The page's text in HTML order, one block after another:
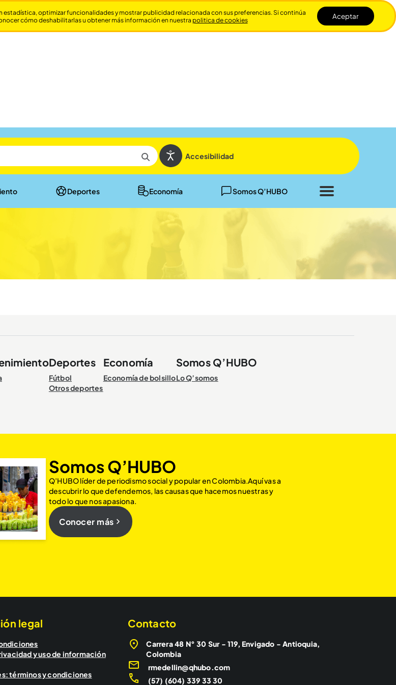
Accesibilidad
Deportes Economía Somos Q’HUBO
Cerrar
Deportes
Fútbol
Otros deportes
Economía
Economía de bolsillo
Somos Q’HUBO
Lo Q’somos
Somos Q’HUBO
Q’HUBO líder de periodismo social y popular en Colombia.Aquí vas a
descubrir lo que defendemos, las causas que hacemos nuestras y
todo lo que nos apasiona.
Conocer más
legal
y uso de información
términos y condiciones
Contacto
Carrera 48 N° 30 Sur - 119, Envigado - Antioquia,
Colombia
rmedellin@qhubo.com
(57) (604) 339 33 30
optimizar funcionalidades y mostrar publicidad relacionada con sus preferencias. Si continúa
cómo deshabilitarlas u obtener más información en nuestra politica de cookies Aceptar